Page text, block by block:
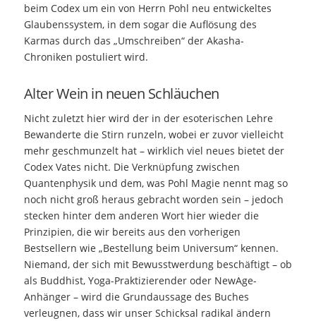
beim Codex um ein von Herrn Pohl neu entwickeltes
Glaubenssystem, in dem sogar die Auflösung des
Karmas durch das „Umschreiben“ der Akasha-
Chroniken postuliert wird.
Alter Wein in neuen Schläuchen
Nicht zuletzt hier wird der in der esoterischen Lehre
Bewanderte die Stirn runzeln, wobei er zuvor vielleicht
mehr geschmunzelt hat – wirklich viel neues bietet der
Codex Vates nicht. Die Verknüpfung zwischen
Quantenphysik und dem, was Pohl Magie nennt mag so
noch nicht groß heraus gebracht worden sein – jedoch
stecken hinter dem anderen Wort hier wieder die
Prinzipien, die wir bereits aus den vorherigen
Bestsellern wie „Bestellung beim Universum“ kennen.
Niemand, der sich mit Bewusstwerdung beschäftigt – ob
als Buddhist, Yoga-Praktizierender oder NewAge-
Anhänger – wird die Grundaussage des Buches
verleugnen, dass wir unser Schicksal radikal ändern